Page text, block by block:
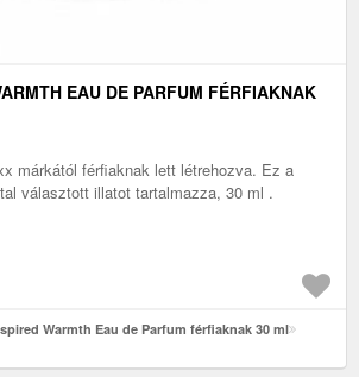
EAU DE PARFUM FÉRFIAKNAK
márkától férfiaknak lett létrehozva. Ez a
választott illatot tartalmazza, 30 ml .
Warmth Eau de Parfum férfiaknak 30 ml